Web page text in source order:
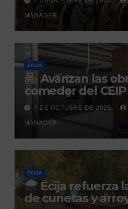
el Centro Militar
Caballar
MANAGER
ÉCIJA
Avanzan las
comedor del
Sol: su
prevista para
7 DE OCTUBRE DE 2025
MANAGER
ÉCIJA
Écija refuerza
de cunetas y